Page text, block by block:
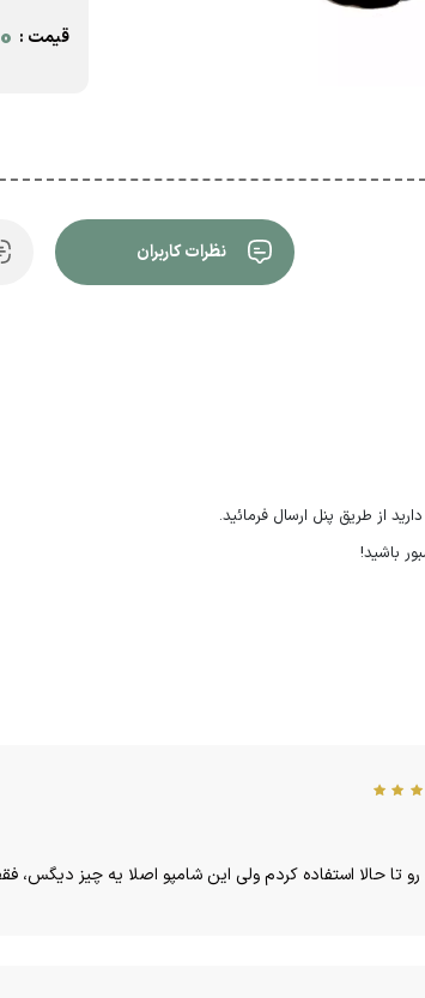
قیمت : 0
نظرات کاربران
از طریق پنل ارسال فرمائید.
باشید!
تا حالا استفاده کردم ولی این شامپو اصلا یه چیز